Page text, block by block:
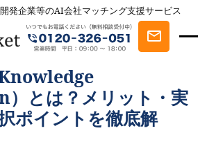
発企業等のAI会社マッチング支援サービス
ングは AI Market
記事一覧
知識蒸留（Knowledge Distillation）とは？
法・選択ポイントを徹底解説！
とは？メリット・実
ポイントを徹底解